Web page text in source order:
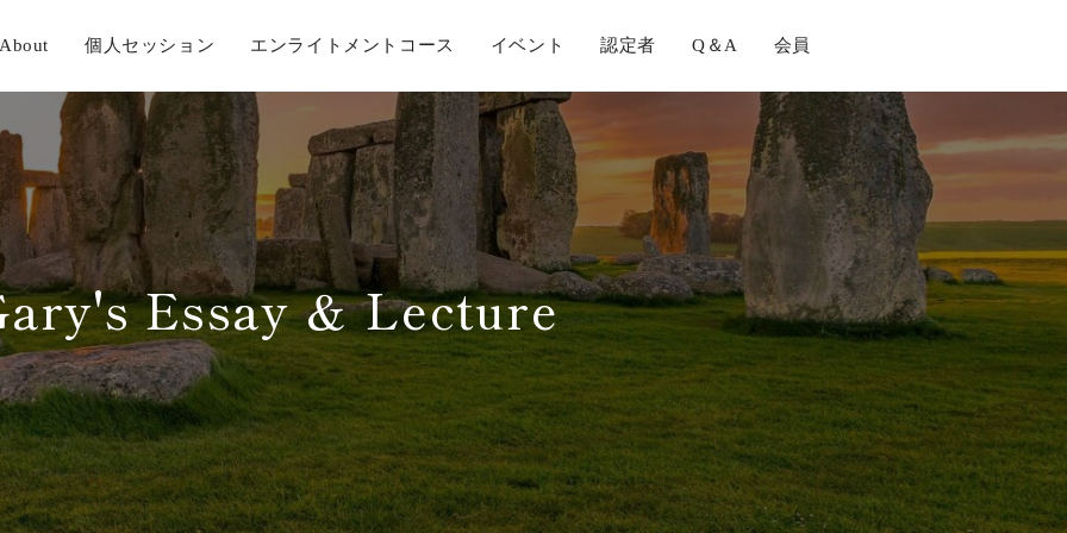
個人セッション エンライトメントコース イベント 認定者 Q＆A 会員
Essay ＆ Lecture